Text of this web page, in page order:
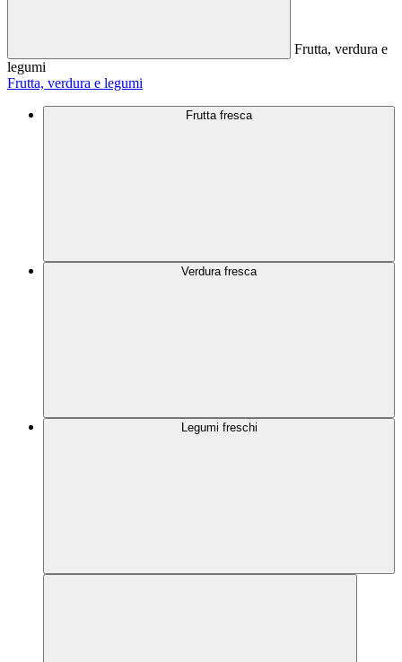
Frutta, verdura e
legumi
Frutta, verdura e legumi
Frutta fresca
Verdura fresca
Legumi freschi